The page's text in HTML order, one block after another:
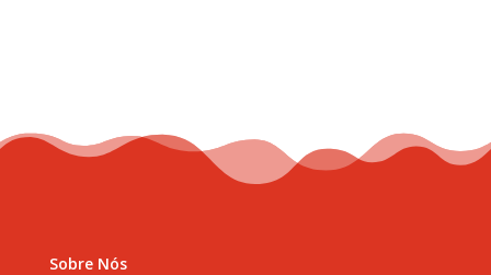
Sobre Nós